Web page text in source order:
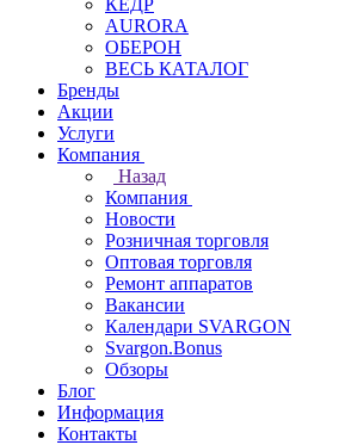
КЕДР
AURORA
ОБЕРОН
ВЕСЬ КАТАЛОГ
Бренды
Акции
Услуги
Компания
Назад
Компания
Новости
Розничная торговля
Оптовая торговля
Ремонт аппаратов
Вакансии
Календари SVARGON
Svargon.Bonus
Обзоры
Блог
Информация
Контакты